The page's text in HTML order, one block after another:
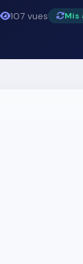
107 vues Mis